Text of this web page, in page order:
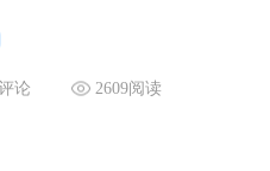
论 2609阅读